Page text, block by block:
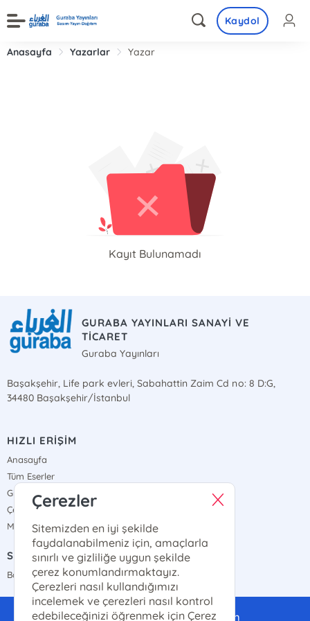
Kaydol
Anasayfa Yazarlar Yazar
Kayıt Bulunamadı
GURABA YAYINLARI SANAYİ VE
TİCARET
Guraba Yayınları
Başakşehir, Life park evleri, Sabahattin Zaim Cd no: 8 D:G,
34480 Başakşehir/İstanbul
HIZLI ERİŞİM
Anasayfa
Tüm Eserler
Gizlilik Sözleşmesi
Çerez Politikası
Mesafeli Satış Sözleşmesi
SATIŞ NOKTALARIMIZ
Bayi Haritamız
gurabayayinlari@gmail.com
Çerezler
Sitemizden en iyi şekilde
faydalanabilmeniz için, amaçlarla
sınırlı ve gizliliğe uygun şekilde
çerez konumlandırmaktayız.
Çerezleri nasıl kullandığımızı
incelemek ve çerezleri nasıl kontrol
edebileceğinizi öğrenmek için Çerez